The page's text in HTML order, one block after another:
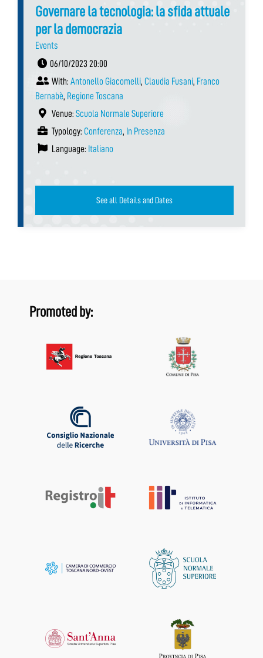
Governare la tecnologia: la sfida attuale
per la democrazia
Events
06/10/2023 20:00
With: Antonello Giacomelli, Claudia Fusani, Franco
Bernabè, Regione Toscana
Venue: Scuola Normale Superiore
Typology: Conferenza, In Presenza
Language: Italiano
See all Details and Dates
Promoted by: